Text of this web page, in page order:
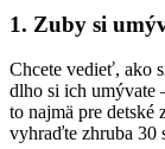
1. Zuby si
Chcete vedieť, ako
dlho si ich
to najmä pre detské
vyhraďte zhruba 30